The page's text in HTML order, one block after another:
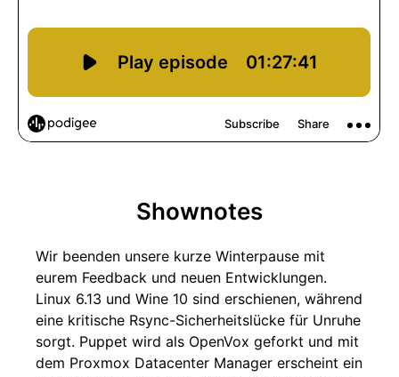
Shownotes
Wir beenden unsere kurze Winterpause mit
eurem Feedback und neuen Entwicklungen.
Linux 6.13 und Wine 10 sind erschienen, während
eine kritische Rsync-Sicherheitslücke für Unruhe
sorgt. Puppet wird als OpenVox geforkt und mit
dem Proxmox Datacenter Manager erscheint ein